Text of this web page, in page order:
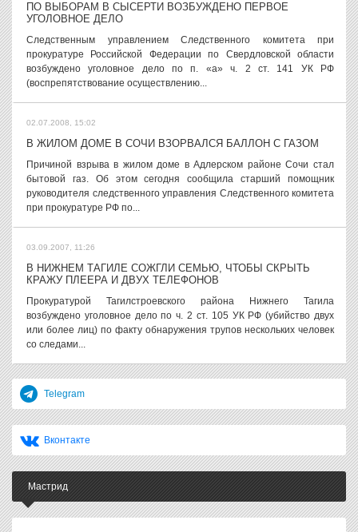
ПО ВЫБОРАМ В СЫСЕРТИ ВОЗБУЖДЕНО ПЕРВОЕ
УГОЛОВНОЕ ДЕЛО
Следственным управлением Следственного комитета при
прокуратуре Российской Федерации по Свердловской области
возбуждено уголовное дело по п. «а» ч. 2 ст. 141 УК РФ
(воспрепятствование осуществлению...
02.07.2008, 15:02
В ЖИЛОМ ДОМЕ В СОЧИ ВЗОРВАЛСЯ БАЛЛОН С ГАЗОМ
Причиной взрыва в жилом доме в Адлерском районе Сочи стал
бытовой газ. Об этом сегодня сообщила старший помощник
руководителя следственного управления Следственного комитета
при прокуратуре РФ по...
03.09.2007, 11:26
В НИЖНЕМ ТАГИЛЕ СОЖГЛИ СЕМЬЮ, ЧТОБЫ СКРЫТЬ
КРАЖУ ПЛЕЕРА И ДВУХ ТЕЛЕФОНОВ
Прокуратурой Тагилстроевского района Нижнего Тагила
возбуждено уголовное дело по ч. 2 ст. 105 УК РФ (убийство двух
или более лиц) по факту обнаружения трупов нескольких человек
со следами...
Telegram
Вконтакте
Мастрид